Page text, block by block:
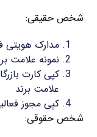
شخص حقیقی:
مدارک هویتی
نمونه علامت برند
کپی کارت
علامت برند
کپی مجوز
شخص حقوقی: